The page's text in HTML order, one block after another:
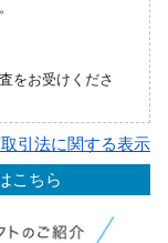
をお受けくださ
引法に関する表示
こちら